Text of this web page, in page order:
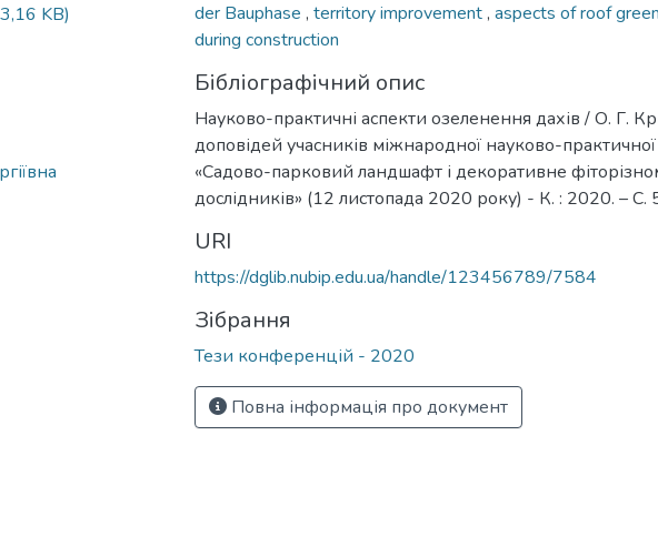
KB)
der Bauphase , territory improvement, aspects of roof
during construction
Бібліографічний опис
Науково-практичні аспекти озеленення дахів / О. Г.
доповідей учасників міжнародної науково-
«Садово-парковий ландшафт і декоративне
дослідників» (12 листопада 2020 року) - К. : 2020. – С.
URI
https://dglib.nubip.edu.ua/handle/123456789/7584
Зібрання
Тези конференцій - 2020
Повна інформація про документ